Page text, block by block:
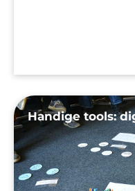
Handige tools: